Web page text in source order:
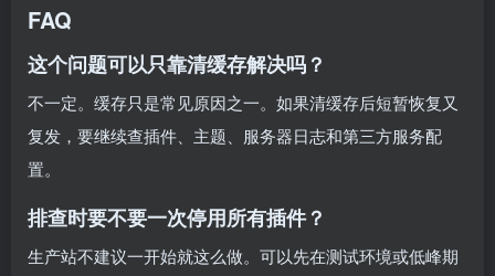
FAQ
这个问题可以只靠清缓存解决吗？
不一定。缓存只是常见原因之一。如果清缓存后短暂恢复又
复发，要继续查插件、主题、服务器日志和第三方服务配
置。
排查时要不要一次停用所有插件？
生产站不建议一开始就这么做。可以先在测试环境或低峰期